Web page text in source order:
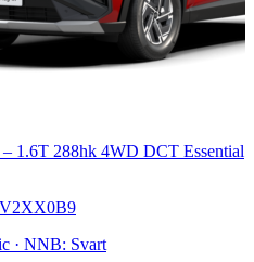
– 1.6T 288hk 4WD DCT Essential
· NNB: Svart